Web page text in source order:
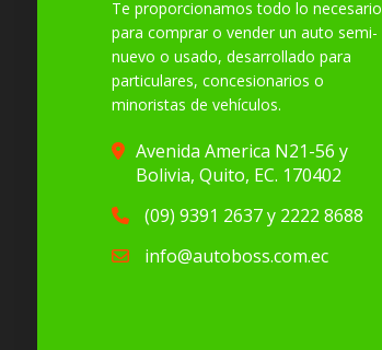
Te proporcionamos todo lo necesario
para comprar o vender un auto semi-
nuevo o usado, desarrollado para
particulares, concesionarios o
minoristas de vehículos.
Avenida America N21-56 y
Bolivia, Quito, EC. 170402
(09) 9391 2637 y 2222 8688
info@autoboss.com.ec